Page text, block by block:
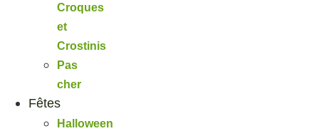
Croques
et
Crostinis
Pas
cher
Fêtes
Halloween